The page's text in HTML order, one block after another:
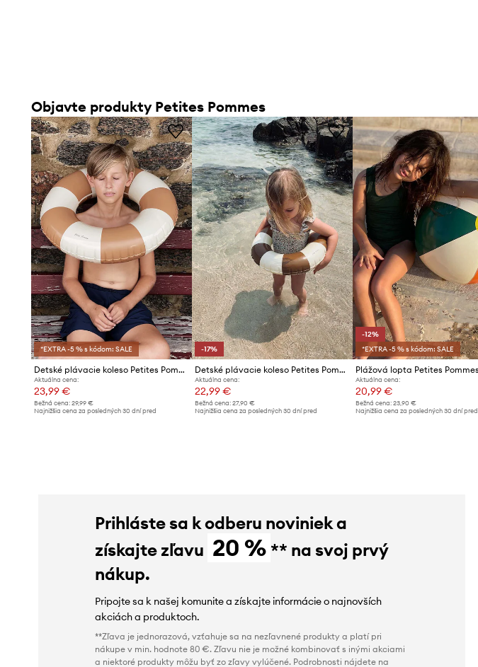
Objavte produkty Petites Pommes
*EXTRA -5 % s kódom: SALE
Detské plávacie koleso Petites Pommes ANNA 60CM
Aktuálna cena:
23,99 €
Bežná cena: 29,99 €
Najnižšia cena za posledných 30 dní pred
-17%
Detské plávacie koleso Petites Pommes OLIVIA 45CM
Aktuálna cena:
22,99 €
Bežná cena:27,90 €
Najnižšia cena za posledných 30 dní pred
-12%
*EXTRA -5 % s kódom: SALE
Aktuálna cena:
20,99 €
Bežná cena: 23,90 €
Najnižšia cena za posledných 30 dní pred
Prihláste sa k odberu noviniek a
získajte zľavu 20 % ** na svoj prvý
nákup.
Pripojte sa k našej komunite a získajte informácie o najnovších
akciách a produktoch.
**Zľava je jednorazová, vzťahuje sa na nezľavnené produkty a platí pri
nákupe v min. hodnote 80 €. Zľavu nie je možné kombinovať s inými akciami
a niektoré produkty môžu byť zo zľavy vylúčené. Podrobnosti nájdete na